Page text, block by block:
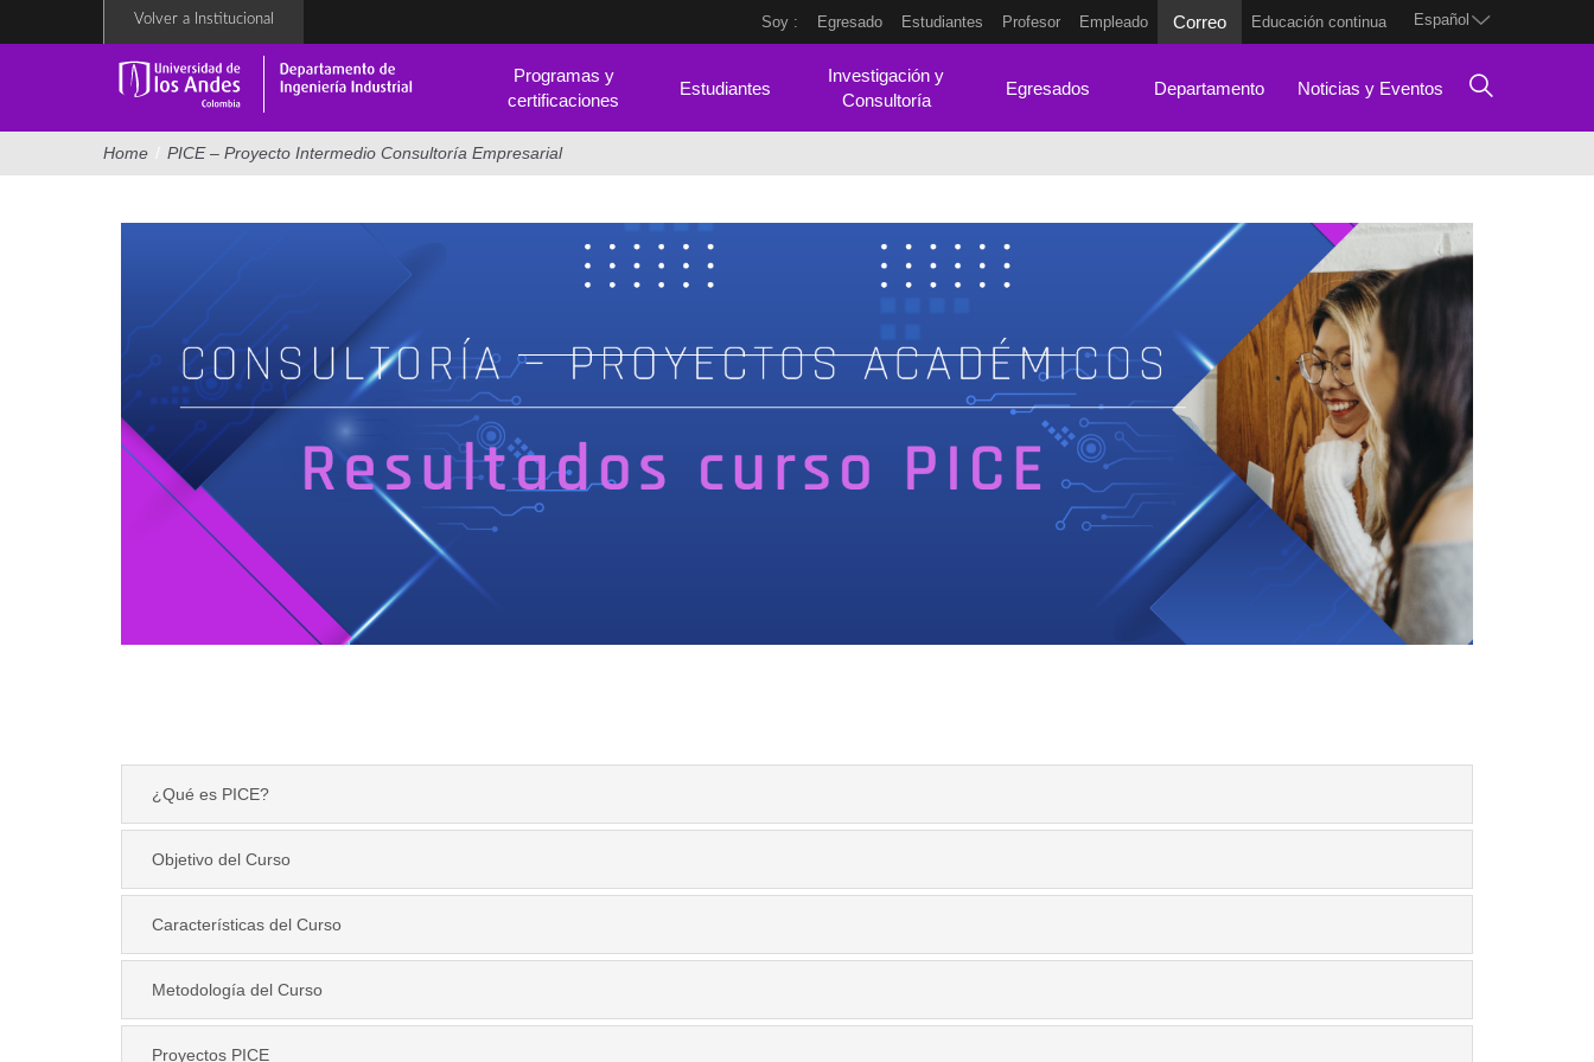
Volver a Institucional Español
Soy : Egresado Estudiantes Profesor Empleado Correo Educación continua
Programas y
certificaciones
Estudiantes
Investigación y
Consultoría
Egresados Departamento Noticias y Eventos
Home / PICE – Proyecto Intermedio Consultoría Empresarial
¿Qué es PICE?
Objetivo del Curso
Características del Curso
Metodología del Curso
Proyectos PICE